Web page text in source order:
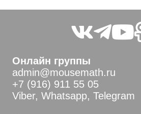
Онлайн группы
admin@mousemath.ru
+7 (916) 911 55 05
Viber, Whatsapp, Telegram